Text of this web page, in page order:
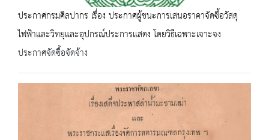
ประกาศกรมศิลปากร เรื่อง ประกาศผู้ชนะการเสนอราคาจัดซื้อวัสดุ
ไฟฟ้าและวิทยุและอุปกรณ์ประการเเสดง โดยวิธีเฉพาะเจาะจง
ประกาศจัดซื้อจัดจ้าง